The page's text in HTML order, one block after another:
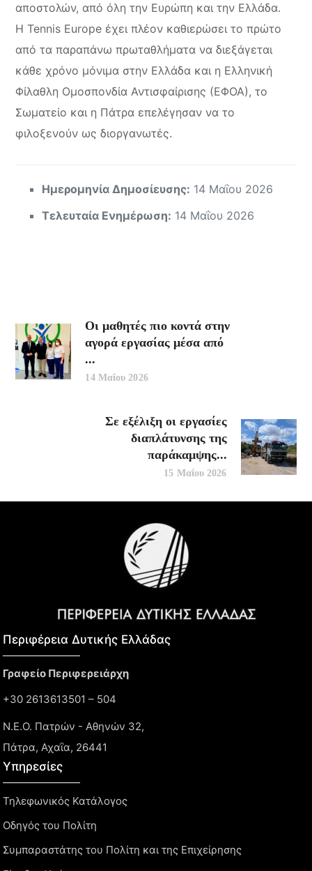
αποστολών, από όλη την Ευρώπη και την Ελλάδα.
Η Tennis Europe έχει πλέον καθιερώσει το πρώτο
από τα παραπάνω πρωταθλήματα να διεξάγεται
κάθε χρόνο μόνιμα στην Ελλάδα και η Ελληνική
Φίλαθλη Ομοσπονδία Αντισφαίρισης (ΕΦΟΑ), το
Σωματείο και η Πάτρα επελέγησαν να το
φιλοξενούν ως διοργανωτές.
Ημερομηνία Δημοσίευσης: 14 Μαΐου 2026
Τελευταία Ενημέρωση: 14 Μαΐου 2026
Οι μαθητές πιο κοντά στην
αγορά εργασίας μέσα από
...
14 Μαΐου 2026
Σε εξέλιξη οι εργασίες
διαπλάτυνσης της
παράκαμψης...
15 Μαΐου 2026
Περιφέρεια Δυτικής Ελλάδας​
Γραφείο Περιφερειάρχη
+30 2613613501 – 504
Ν.Ε.Ο. Πατρών - Αθηνών 32,
Πάτρα, Αχαΐα, 26441
Υπηρεσίες
Τηλεφωνικός Κατάλογος
Οδηγός του Πολίτη
Συμπαραστάτης του Πολίτη και της Επιχείρησης